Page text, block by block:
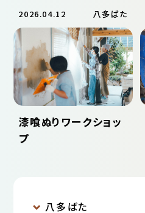
ョ
ン
2026.04.12 八多ばた
漆喰ぬりワークショッ
プ
八多ばた